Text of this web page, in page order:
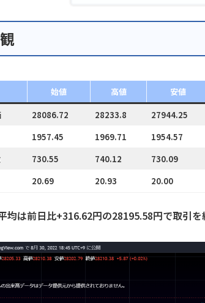
始値 高値 安値
28086.72 28233.8 27944.25
1957.45 1969.71 1954.57
730.55 740.12 730.09
20.69 20.93 20.00
均は前日比+316.62円の28195.58円で取引を